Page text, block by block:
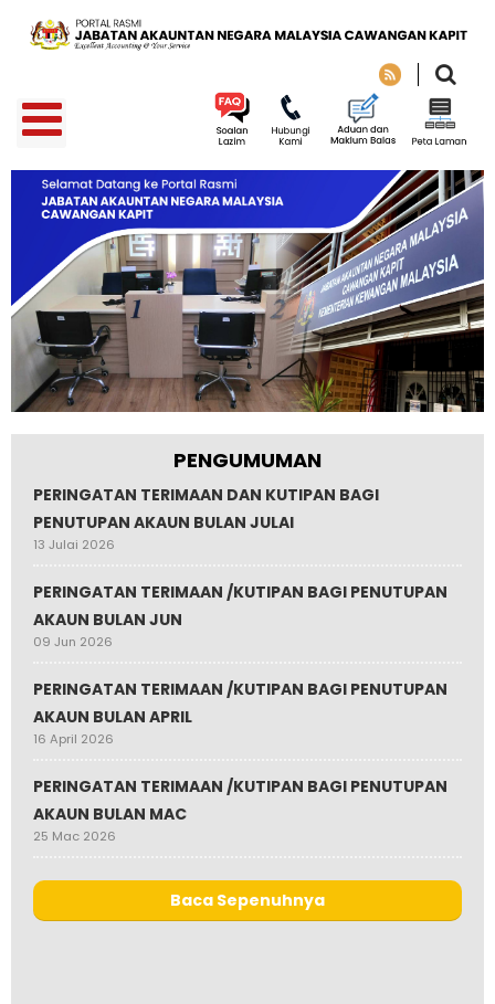
PENGUMUMAN
PERINGATAN TERIMAAN DAN KUTIPAN BAGI
PENUTUPAN AKAUN BULAN JULAI
13 Julai 2026
PERINGATAN TERIMAAN /KUTIPAN BAGI PENUTUPAN
AKAUN BULAN JUN
09 Jun 2026
PERINGATAN TERIMAAN /KUTIPAN BAGI PENUTUPAN
AKAUN BULAN APRIL
16 April 2026
PERINGATAN TERIMAAN /KUTIPAN BAGI PENUTUPAN
AKAUN BULAN MAC
25 Mac 2026
Baca Sepenuhnya